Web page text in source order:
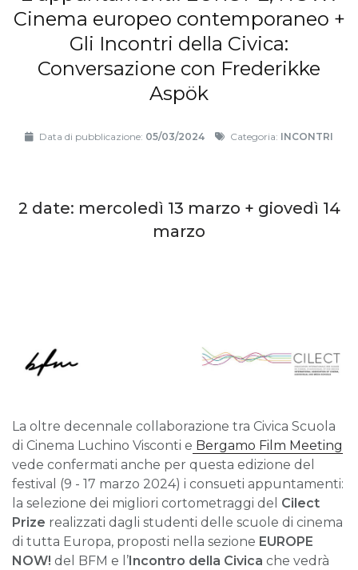
Cinema europeo contemporaneo +
Gli Incontri della Civica:
Conversazione con Frederikke
Aspök
Data di pubblicazione: 05/03/2024 Categoria: INCONTRI
2 date: mercoledì 13 marzo + giovedì 14
marzo
La oltre decennale collaborazione tra Civica Scuola
di Cinema Luchino Visconti e Bergamo Film Meeting
vede confermati anche per questa edizione del
festival (9 - 17 marzo 2024) i consueti appuntamenti:
la selezione dei migliori cortometraggi del Cilect
Prize realizzati dagli studenti delle scuole di cinema
di tutta Europa, proposti nella sezione EUROPE
NOW! del BFM e l’ Incontro della Civica che vedrà